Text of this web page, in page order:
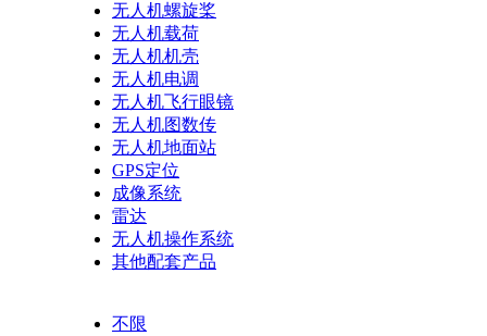
无人机螺旋桨
无人机载荷
无人机机壳
无人机电调
无人机飞行眼镜
无人机图数传
无人机地面站
GPS定位
成像系统
雷达
无人机操作系统
其他配套产品
不限